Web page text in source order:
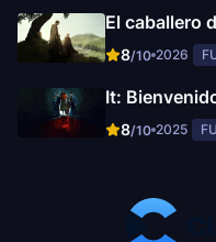
El caballero
8/10 2026
It:
8/10 2025